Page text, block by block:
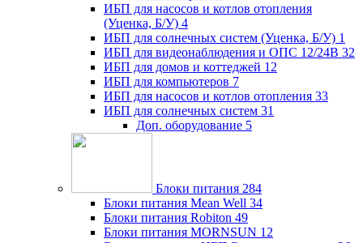
ИБП для насосов и котлов отопления
(Уценка, Б/У) 4
ИБП для солнечных систем (Уценка, Б/У) 1
ИБП для видеонаблюдения и ОПС 12/24В 32
ИБП для домов и коттеджей 12
ИБП для компьютеров 7
ИБП для насосов и котлов отопления 33
ИБП для солнечных систем 31
Доп. оборудование 5
Блоки питания 284
Блоки питания Mean Well 34
Блоки питания Robiton 49
Блоки питания MORNSUN 12